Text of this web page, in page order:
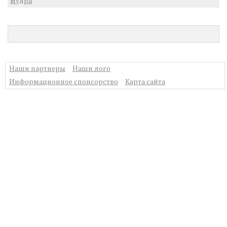
Наши партнеры
Наши лого
Информационное спонсорство
Карта сайта